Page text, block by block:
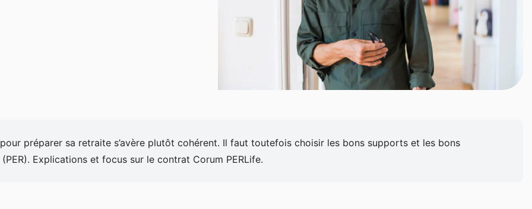
préparer sa retraite s’avère plutôt cohérent. Il faut toutefois choisir les bons supports et les bons
Explications et focus sur le contrat Corum PERLife.